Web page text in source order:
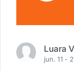
jun. 11 -